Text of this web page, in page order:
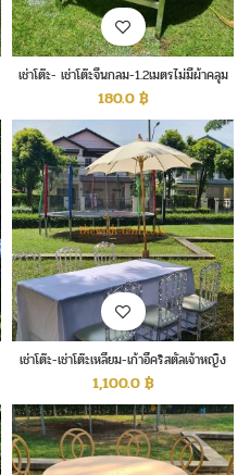
เช่าโต๊ะ- เช่าโต๊ะจีนกลม-1.2เมตรไม่มีผ้าคลุม
180.0฿
เช่าโต๊ะ-เช่าโต๊ะเหลี่ยม-เก้าอี้คริสตัลเจ้าหญิง
1,100.0฿